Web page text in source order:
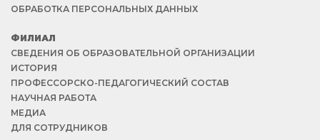
ОБРАБОТКА ПЕРСОНАЛЬНЫХ ДАННЫХ
ФИЛИАЛ
СВЕДЕНИЯ ОБ ОБРАЗОВАТЕЛЬНОЙ ОРГАНИЗАЦИИ
ИСТОРИЯ
ПРОФЕССОРСКО-ПЕДАГОГИЧЕСКИЙ СОСТАВ
НАУЧНАЯ РАБОТА
МЕДИА
ДЛЯ СОТРУДНИКОВ